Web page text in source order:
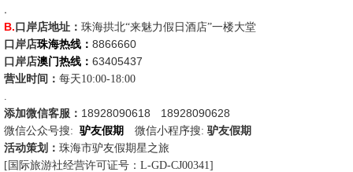
.
B. 口岸店地址 ： 珠海拱北“来魅力假日酒店”一楼大堂
口岸店珠海热线： 8866660
口岸店澳门热线： 63405437
营业时间： 每天10:00-18:00
.
添加微信客服： 18928090618 18928090628
微信公众号搜: 驴友假期 微信小程序搜: 驴友假期
活动策划： 珠海市驴友假期星之旅
[国际旅游社经营许可证号： L-GD-CJ00341]